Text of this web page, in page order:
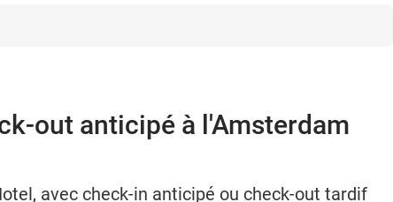
out anticipé à l'Amsterdam
avec check-in anticipé ou check-out tardif